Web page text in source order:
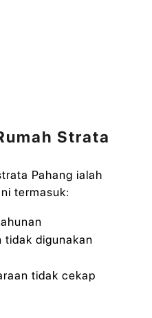
Strata
Pahang ialah
termasuk:
tidak digunakan
tidak cekap